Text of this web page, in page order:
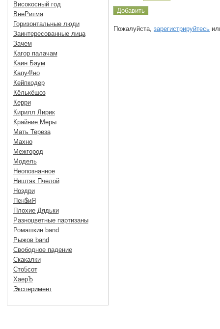
Пожалуйста, зарегистрируйтесь
Високосный год
ВнеРитма
Горизонтальные люди
Заинтересованные лица
Зачем
Кагор палачам
Каин Баум
Капу4!но
Кейпкодер
Кёлькёшоз
Керри
Кирилл Лирик
Крайние Меры
Мать Тереза
Махно
Межгород
Модель
Неопознанное
Ништяк Пчелой
Ноздри
Пен$иЯ
Плохие Дядьки
Разноцветные партизаны
Ромашкин band
Рыжов band
Свободное падение
Скакалки
Сто5сот
ХаерЪ
Эксперимент